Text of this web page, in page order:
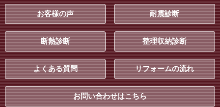
お客様の声 耐震診断
断熱診断 整理収納診断
よくある質問 リフォームの流れ
お問い合わせはこちら